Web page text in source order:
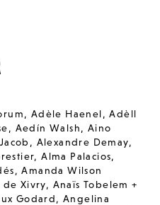
, Adèle Haenel,Adèll
, Aedín Walsh, Aino
, Alexandre Demay,
,Alma Palacios,
,Amanda Wilson
de Xivry, Anaïs Tobelem +
Godard,Angelina